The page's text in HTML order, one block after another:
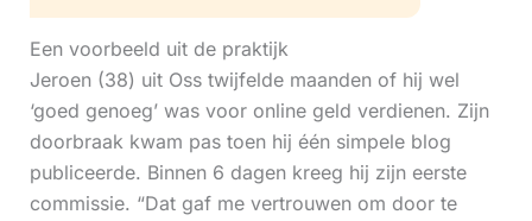
Een voorbeeld uit de praktijk
Jeroen (38) uit Oss twijfelde maanden of hij wel
‘goed genoeg’ was voor online geld verdienen. Zijn
doorbraak kwam pas toen hij één simpele blog
publiceerde. Binnen 6 dagen kreeg hij zijn eerste
commissie. “Dat gaf me vertrouwen om door te